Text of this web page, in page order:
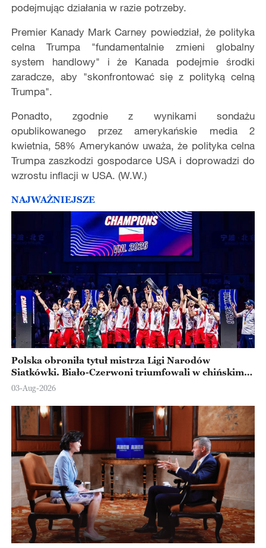
podejmując działania w razie potrzeby.
Premier Kanady Mark Carney powiedział, że polityka
celna Trumpa "fundamentalnie zmieni globalny
system handlowy" i że Kanada podejmie środki
zaradcze, aby "skonfrontować się z polityką celną
Trumpa".
Ponadto, zgodnie z wynikami sondażu
opublikowanego przez amerykańskie media 2
kwietnia, 58% Amerykanów uważa, że polityka celna
Trumpa zaszkodzi gospodarce USA i doprowadzi do
wzrostu inflacji w USA. (W.W.)
NAJWAŻNIEJSZE
Polska obroniła tytuł mistrza Ligi Narodów
Siatkówki. Biało-Czerwoni triumfowali w chińskim
Ningbo
03-Aug-2026